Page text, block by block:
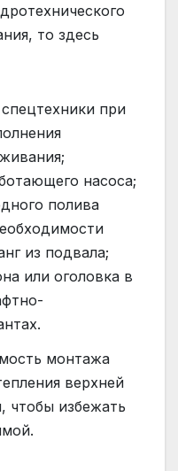
то здесь
при
насоса;
полива
из подвала;
или оголовка в
монтажа
верхней
чтобы избежать